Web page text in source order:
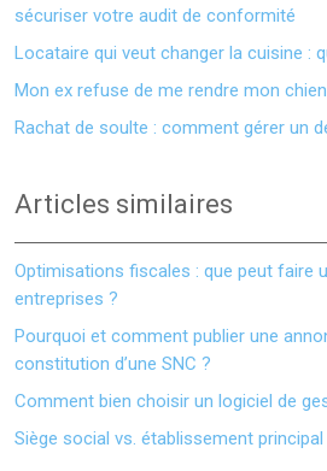
sécuriser votre audit de conformité
Locataire qui veut changer la cuisine :
Mon ex refuse de me rendre mon
Rachat de soulte : comment gérer un
Articles similaires
Optimisations fiscales : que peut faire
entreprises ?
Pourquoi et comment publier une
constitution d’une SNC ?
Comment bien choisir un logiciel de
Siège social vs. établissement